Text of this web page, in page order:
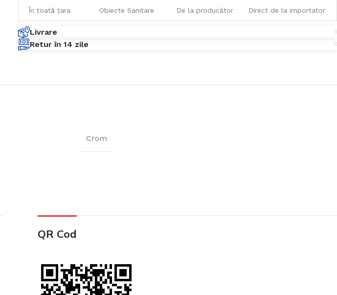
În toată țara Obiecte Sanitare De la producător Direct de la importator
Livrare
Retur în 14 zile
Crom
QR Cod